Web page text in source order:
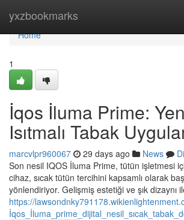
yxzbookmarks
Home
Home
1
İqos İluma Prime:
Isıtmalı Tabak
marcvlpr960067 29 days ago News
Son nesil IQOS İluma Prime, tütün işletmesi
cihaz, sıcak tütün tercihini kapsamlı olarak
yönlendiriyor. Gelişmiş estetiği ve şık dizaynı
https://